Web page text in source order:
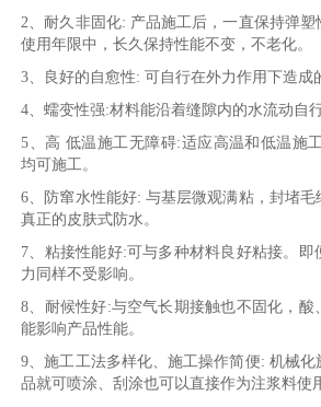
2、耐久非固化: 产品施工后，一直保持弹
使用年限中，长久保持性能不变，不老化。
3、良好的自愈性: 可自行在外力作用下造成
4、蠕变性强:材料能沿着缝隙内的水流动自
5、高 低温施工无障碍:适应高温和低温施
均可施工。
6、防窜水性能好: 与基层微观满粘，封堵
真正的皮肤式防水。
7、粘接性能好:可与多种材料良好粘接。即
力同样不受影响。
8、耐候性好:与空气长期接触也不固化，酸
能影响产品性能。
9、施工工法多样化、施工操作简便: 机械
品就可喷涂、刮涂也可以直接作为注浆料使